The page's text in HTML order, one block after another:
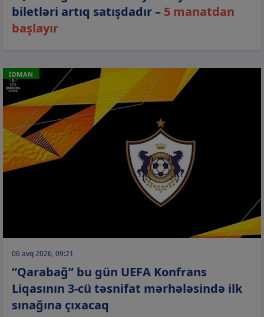
biletləri artıq satışdadır – 5 manatdan
başlayır
İDMAN
06 avq 2026, 09:21
“Qarabağ” bu gün UEFA Konfrans
Liqasının 3-cü təsnifat mərhələsində ilk
sınağına çıxacaq